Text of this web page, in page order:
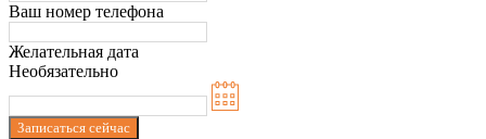
Ваш номер телефона
Желательная дата
Необязательно
Записаться сейчас